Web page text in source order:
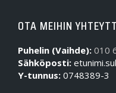
OTA MEIHIN
Puhelin (Vaihde): 010
Sähköposti:
Y-tunnus: 0748389-3